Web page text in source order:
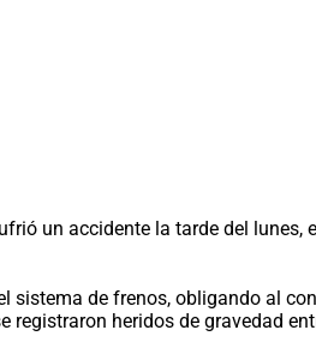
un accidente la tarde del
de frenos, obligando al
heridos de gravedad